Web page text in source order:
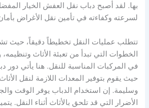
بها. لقد أصبح دباب نقل العفش الخيار
لسرعته وكفاءته في تأمين نقل الأغراض
تتطلب عمليات النقل تخطيطاً دقيقاً، حيث
الخطوات التي تبدأ من تعبئة الأثاث
في المركبات المناسبة للنقل. هنا يأتي دور
حيث يقوم بتوفير المعدات اللازمة لنقل
وسليمة. إن استخدام الدباب يوفر الوقت
الأضرار التي قد تلحق بالأثاث أثناء النقل.